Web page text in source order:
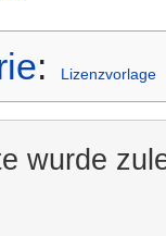
: Lizenzvorlage
wurde